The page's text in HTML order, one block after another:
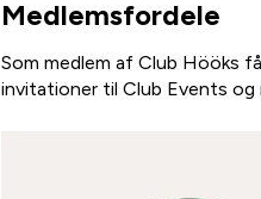
Medlemsfordele
Som medlem af Club Hööks
invitationer til Club Events og